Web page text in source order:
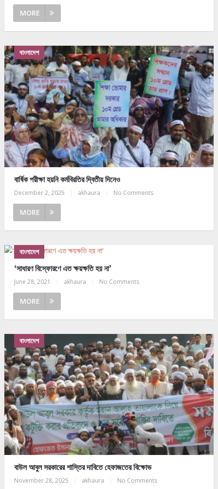
MORE
বাংলাদেশ
বার্ষিক পরীক্ষা হয়নি কর্মবিরতির দ্বিতীয় দিনেও
December 2, 2025 akhaura No Comments
MORE
বাংলাদেশ
‘সাধারণ বিস্ফোরণে এত ক্ষয়ক্ষতি হয় না’
June 28, 2021 akhaura No Comments
MORE
বাংলাদেশ
বাউল আবুল সরকারের শাস্তির দাবিতে হেফাজতের বিক্ষোভ
November 28, 2025 akhaura No Comments